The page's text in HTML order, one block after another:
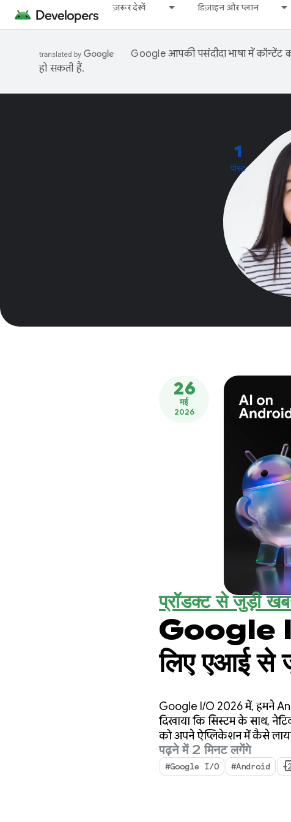
ज़रूर देखें डिज़ाइन और प्लान
Google आपकी पसंदीदा भाषा में कॉन्टेंट
हो सकती हैं.
1
पोस्ट
26
मई
2026
प्रॉडक्ट से जुड़ी
Google
लिए एआई से
Google I/O 2026 में, हमने
दिखाया कि सिस्टम के साथ,
को अपने ऐप्लिकेशन में कैसे
पढ़ने में 2 मिनट लगेंगे
#Google I/O #Android